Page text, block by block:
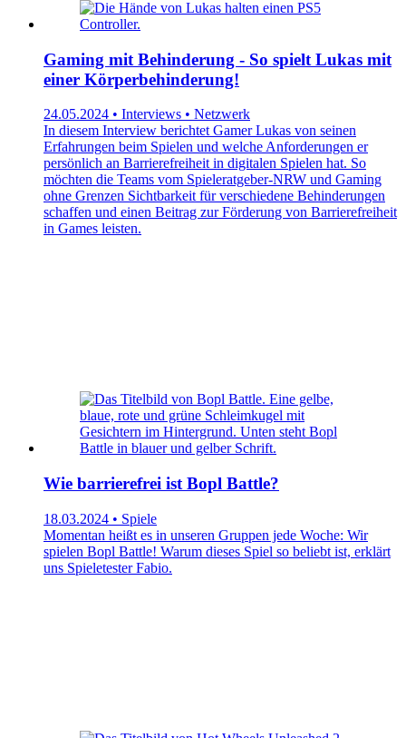
Gaming mit Behinderung - So spielt Lukas mit
einer Körperbehinderung!
24.05.2024 • Interviews • Netzwerk
In diesem Interview berichtet Gamer Lukas von seinen
Erfahrungen beim Spielen und welche Anforderungen er
persönlich an Barrierefreiheit in digitalen Spielen hat. So
möchten die Teams vom Spieleratgeber-NRW und Gaming
ohne Grenzen Sichtbarkeit für verschiedene Behinderungen
schaffen und einen Beitrag zur Förderung von Barrierefreiheit
in Games leisten.
Wie barrierefrei ist Bopl Battle?
18.03.2024 • Spiele
Momentan heißt es in unseren Gruppen jede Woche: Wir
spielen Bopl Battle! Warum dieses Spiel so beliebt ist, erklärt
uns Spieletester Fabio.